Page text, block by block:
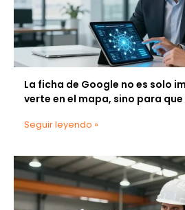
La ficha de Google no es solo
verte en el mapa, sino para
Seguir leyendo »